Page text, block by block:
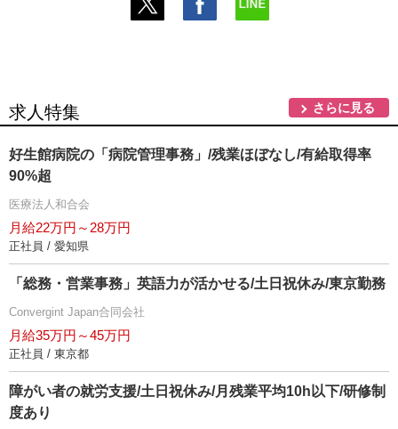
求人特集 さらに見る
好生館病院の「病院管理事務」/残業ほぼなし/有給取得率
90%超
医療法人和合会
月給22万円～28万円
正社員 / 愛知県
「総務・営業事務」英語力が活かせる/土日祝休み/東京勤務
Convergint Japan合同会社
月給35万円～45万円
正社員 / 東京都
障がい者の就労支援/土日祝休み/月残業平均10h以下/研修制
度あり